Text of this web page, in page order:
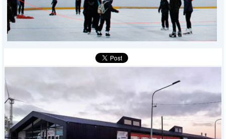
I-DIARIO
MÁS
BÚSQUEDA